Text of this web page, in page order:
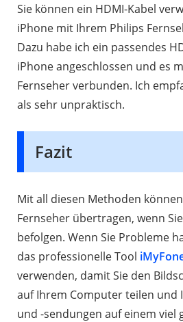
Sie können ein HDMI-Kabel
iPhone mit Ihrem Philips
Dazu habe ich ein passendes
iPhone angeschlossen und es
Fernseher verbunden. Ich
als sehr unpraktisch.
Fazit
Mit all diesen Methoden
Fernseher übertragen, wenn
befolgen. Wenn Sie Probleme
das professionelle Tool
verwenden, damit Sie den
auf Ihrem Computer teilen und
und -sendungen auf einem viel